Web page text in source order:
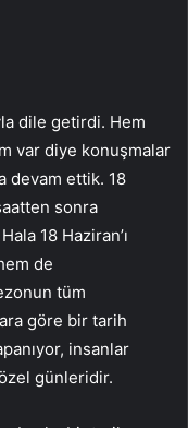
dile getirdi. Hem
var diye konuşmalar
devam ettik. 18
sonra
18 Haziran’ı
de
tüm
göre bir tarih
insanlar
günleridir.